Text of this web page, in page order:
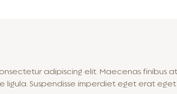
adipiscing elit. Maecenas finibus
ligula. Suspendisse imperdiet eget erat eget